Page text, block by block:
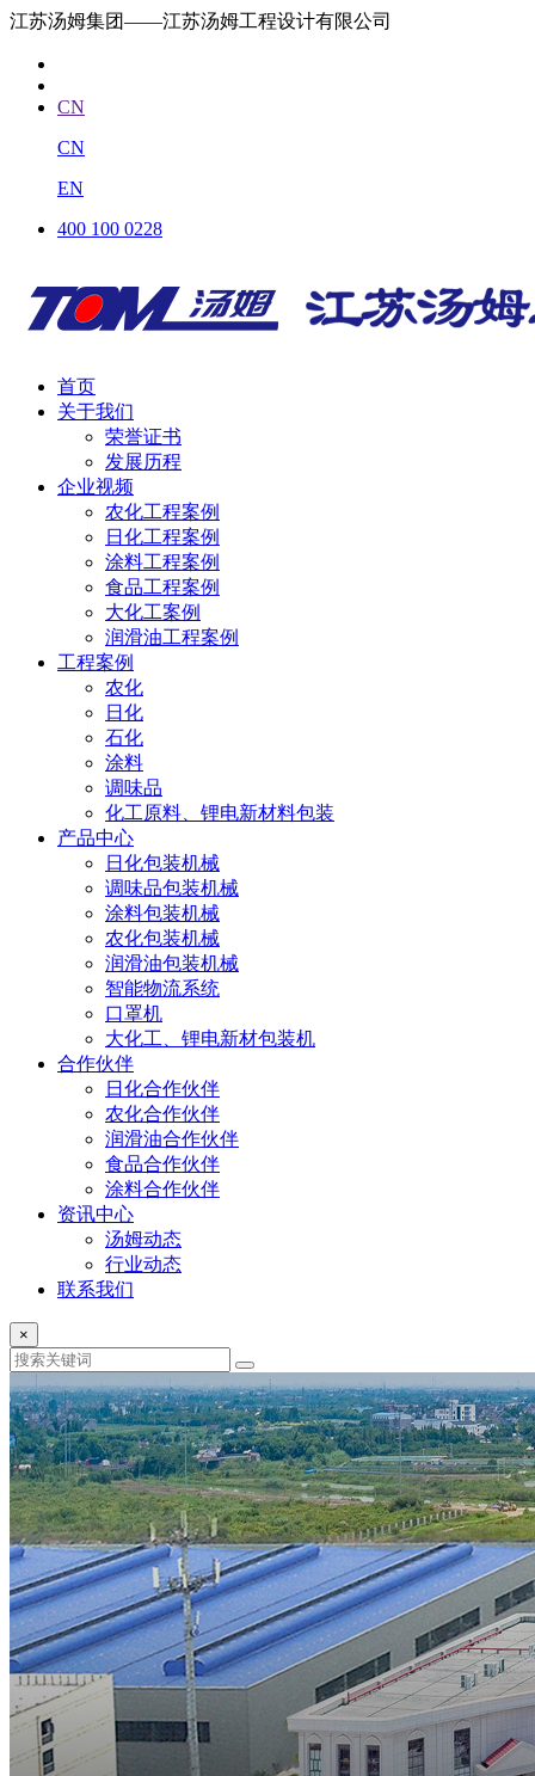
江苏汤姆集团——江苏汤姆工程设计有限公司
CN
CN
EN
400 100 0228
首页
关于我们
荣誉证书
发展历程
企业视频
农化工程案例
日化工程案例
涂料工程案例
食品工程案例
大化工案例
润滑油工程案例
工程案例
农化
日化
石化
涂料
调味品
化工原料、锂电新材料包装
产品中心
日化包装机械
调味品包装机械
涂料包装机械
农化包装机械
润滑油包装机械
智能物流系统
口罩机
大化工、锂电新材包装机
合作伙伴
日化合作伙伴
农化合作伙伴
润滑油合作伙伴
食品合作伙伴
涂料合作伙伴
资讯中心
汤姆动态
行业动态
联系我们
×